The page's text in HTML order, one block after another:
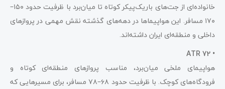
خانواده‌ای از جت‌های باریک‌پیکر کوتاه تا میان‌برد با ظرفیت حدود ۱۵۰–
۱۷۰ مسافر. این هواپیماها در دهه‌های گذشته نقش مهمی در پروازهای
داخلی و منطقه‌ای ایران داشته‌اند.
•
ATR 72
هواپیمای ملخی میان‌برد، مناسب پروازهای منطقه‌ای کوتاه و
فرودگاه‌های کوچک. با ظرفیت حدود ۶۸–۷۸ مسافر، برای مسیرهایی که